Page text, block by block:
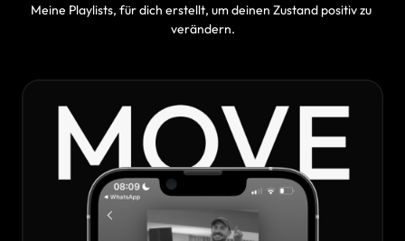
Meine Playlists, für dich erstellt, um deinen Zustand positiv zu
verändern.